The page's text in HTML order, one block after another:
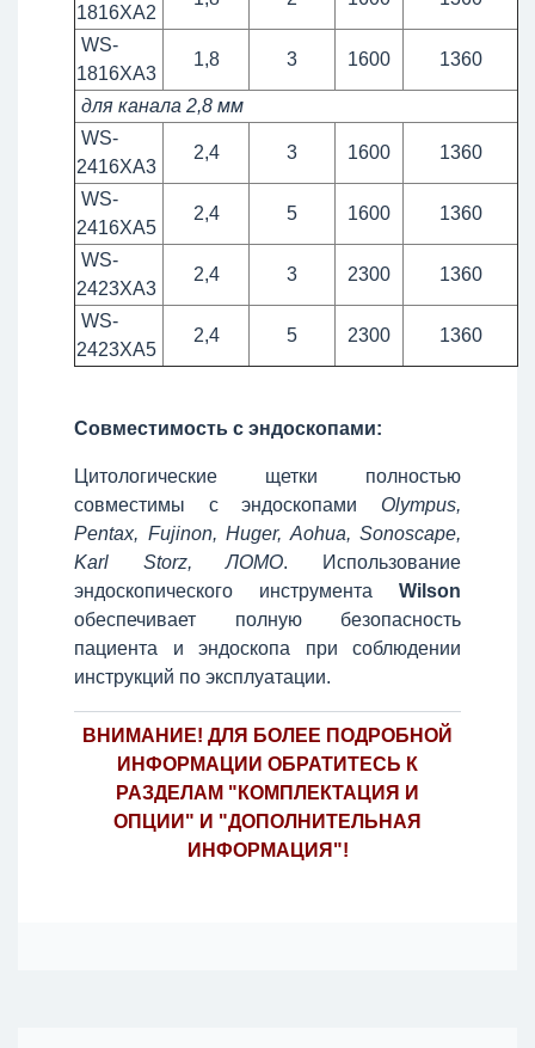
1816XA2
WS-
1816XA3
1,8 3 1600 1360
для канала 2,8 мм
WS-
2416XA3
2,4 3 1600 1360
WS-
2416XA5
2,4 5 1600 1360
WS-
2423XA3
2,4 3 2300 1360
WS-
2423XA5
2,4 5 2300 1360
Совместимость с эндоскопами:
Цитологические щетки полностью
совместимы с эндоскопами Olympus,
Pentax, Fujinon, Huger, Aohua, Sonoscape,
Karl Storz, ЛОМО. Использование
эндоскопического инструмента Wilson
обеспечивает полную безопасность
пациента и эндоскопа при соблюдении
инструкций по эксплуатации.
ВНИМАНИЕ! ДЛЯ БОЛЕЕ ПОДРОБНОЙ
ИНФОРМАЦИИ ОБРАТИТЕСЬ К
РАЗДЕЛАМ "КОМПЛЕКТАЦИЯ И
ОПЦИИ" И "ДОПОЛНИТЕЛЬНАЯ
ИНФОРМАЦИЯ"!